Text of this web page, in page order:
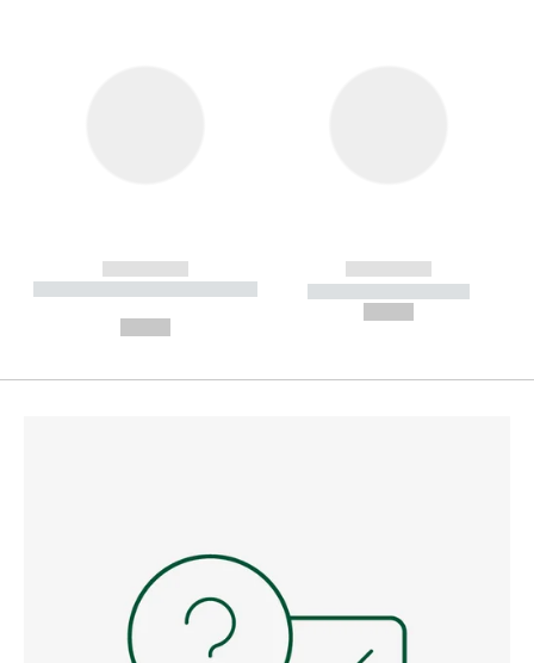
------------
----------- ----------- --------
------------
----------- -----------